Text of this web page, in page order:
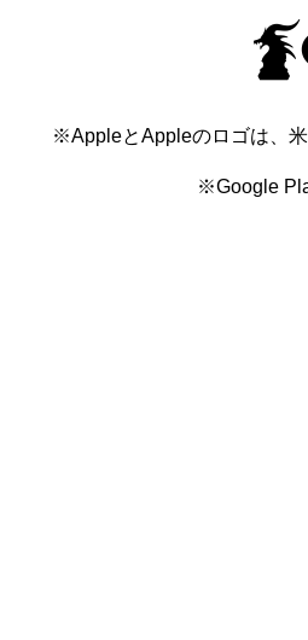
※AppleとAppleのロゴは、
※Google